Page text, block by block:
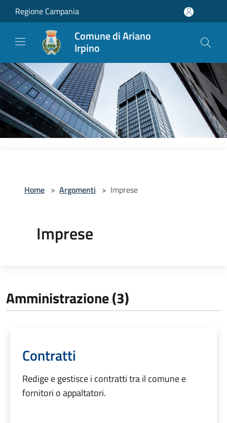
Salta al contenuto principale
Regione Campania
Comune di Ariano
Irpino
Home > Argomenti > Imprese
Imprese
Amministrazione (3)
Contratti
Redige e gestisce i contratti tra il comune e
fornitori o appaltatori.